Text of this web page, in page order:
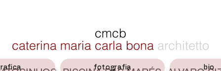
cmcb
caterina maria carla bona architetto
fotografia bio